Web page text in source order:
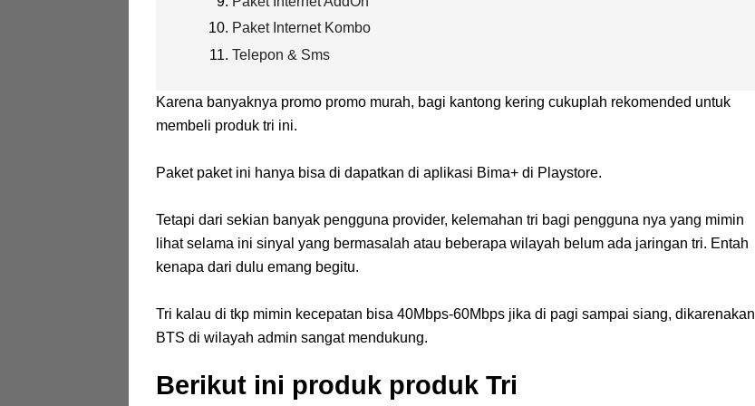
Paket Internet Kombo
Telepon & Sms
Karena banyaknya promo promo murah, bagi kantong kering cukuplah rekomended untuk
membeli produk tri ini.
Paket paket ini hanya bisa di dapatkan di aplikasi Bima+ di Playstore.
Tetapi dari sekian banyak pengguna provider, kelemahan tri bagi pengguna nya yang mimin
lihat selama ini sinyal yang bermasalah atau beberapa wilayah belum ada jaringan tri. Entah
kenapa dari dulu emang begitu.
Tri kalau di tkp mimin kecepatan bisa 40Mbps-60Mbps jika di pagi sampai siang, dikarenakan
BTS di wilayah admin sangat mendukung.
Berikut ini produk produk Tri